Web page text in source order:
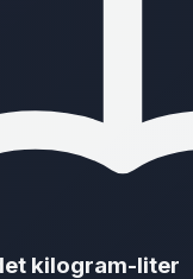
kilogram-liter